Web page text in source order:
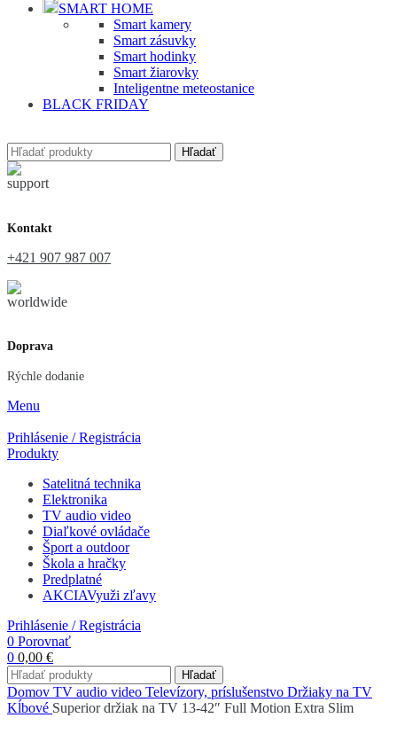
SMART HOME
Smart kamery
Smart zásuvky
Smart hodinky
Smart žiarovky
Inteligentne meteostanice
BLACK FRIDAY
Hľadať
Kontakt
+421 907 987 007
Doprava
Rýchle dodanie
Menu
Prihlásenie / Registrácia
Produkty
Satelitná technika
Elektronika
TV audio video
Diaľkové ovládače
Šport a outdoor
Škola a hračky
Predplatné
AKCIAVyuži zľavy
Prihlásenie / Registrácia
0 Porovnať
0 0,00 €
Hľadať
Domov TV audio video Televízory, príslušenstvo Držiaky na TV
Kĺbové Superior držiak na TV 13-42″ Full Motion Extra Slim